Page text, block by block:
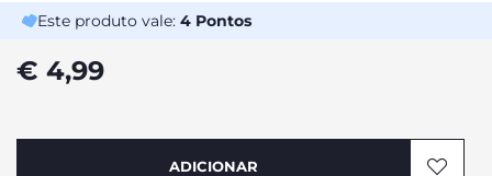
Este produto vale: 4 Pontos
€ 4,99
ADICIONAR